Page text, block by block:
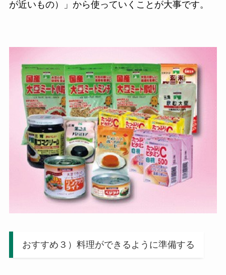
が近いもの）」から使っていくことが大事です。
おすすめ３）料理ができるように準備する